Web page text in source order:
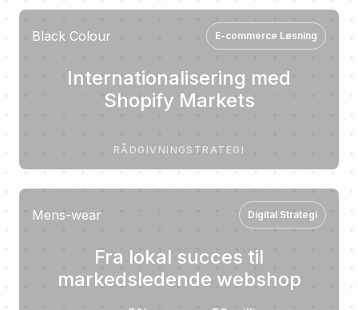
Black Colour E-commerce Løsning
Internationalisering med
Shopify Markets
RÅDGIVNING STRATEGI
Mens-wear Digital Strategi
Fra lokal succes til
markedsledende webshop